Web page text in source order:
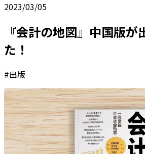
2023/03/05
『会計の地図』中国版が
た！
#出版